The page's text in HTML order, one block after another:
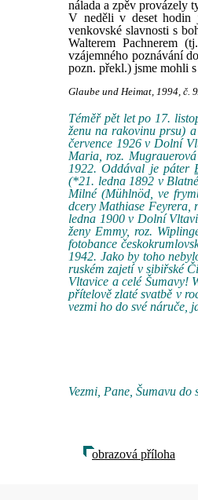
nálada a zpěv provázely
V neděli v deset hodin
venkovské slavnosti s
Walterem Pachnerem
vzájemného poznávání
pozn. překl.) jsme mohli
Glaube und Heimat, 1994, č.
Téměř pět let po 17.
ženu na rakovinu prsu)
července 1926 v Dolní
Maria, roz.
1922. Oddával je páter
(*21. ledna 1892 v
Milné (Mühlnöd, ve
dcery Mathiase Feyrera,
ledna 1900 v Dolní
ženy Emmy, roz.
fotobance
1942. Jako by toho
ruském zajetí v sibiřské
Vltavice a celé Šumavy!
přítelově zlaté svatbě v
vezmi ho do své náruče,
Vezmi, Pane, Šumavu do
obrazová příloha